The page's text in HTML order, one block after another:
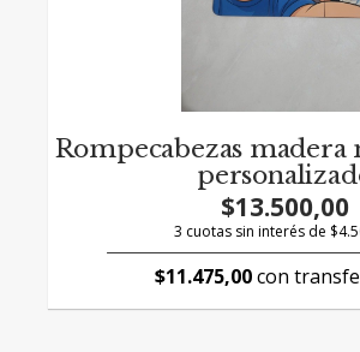
Rompecabezas madera
$13.500,00
3 cuotas sin interés de
$11.475,00con